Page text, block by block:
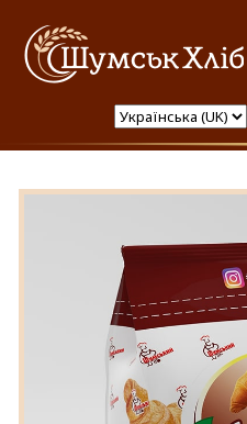
Шумськ Хліб